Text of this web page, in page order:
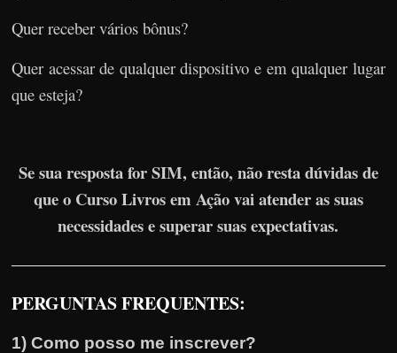
Quer receber vários bônus?
Quer acessar de qualquer dispositivo e em qualquer lugar
que esteja?
Se sua resposta for SIM, então, não resta dúvidas de
que o Curso Livros em Ação vai atender as suas
necessidades e superar suas expectativas.
PERGUNTAS FREQUENTES:
1) Como posso me inscrever?